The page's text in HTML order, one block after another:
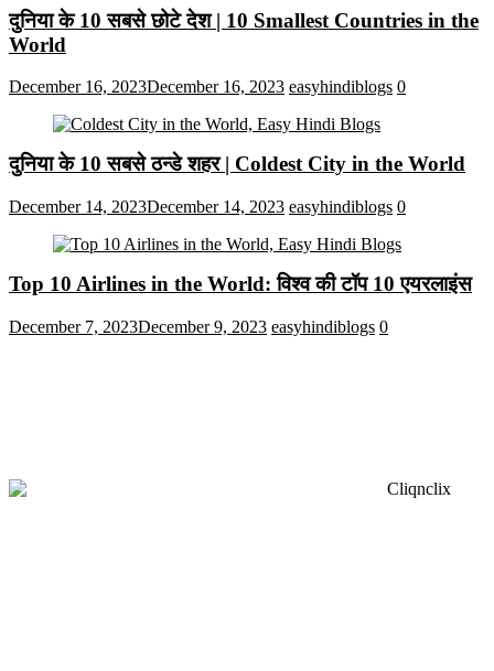
दुनिया के 10 सबसे छोटे देश | 10 Smallest Countries in the
World
December 16, 2023December 16, 2023 easyhindiblogs 0
दुनिया के 10 सबसे ठन्डे शहर | Coldest City in the World
December 14, 2023December 14, 2023 easyhindiblogs 0
Top 10 Airlines in the World: विश्व की टॉप 10 एयरलाइंस
December 7, 2023December 9, 2023 easyhindiblogs 0